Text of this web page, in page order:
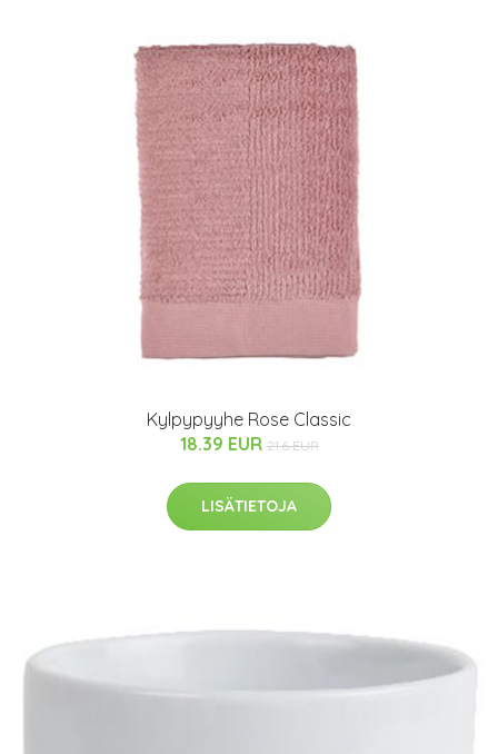
Kylpypyyhe Rose Classic
18.39 EUR 21.6 EUR
LISÄTIETOJA